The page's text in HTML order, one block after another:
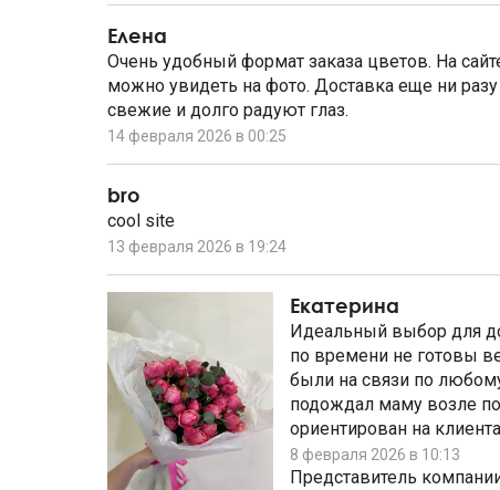
Елена
Очень удобный формат заказа цветов. На
можно увидеть на фото. Доставка еще ни
свежие и долго радуют глаз.
14 февраля 2026 в 00:25
bro
cool site
13 февраля 2026 в 19:24
Екатерина
Идеальный выбор для
по времени не готовы
были на связи по
подождал маму возле
ориентирован на
8 февраля 2026 в 10:13
Представитель